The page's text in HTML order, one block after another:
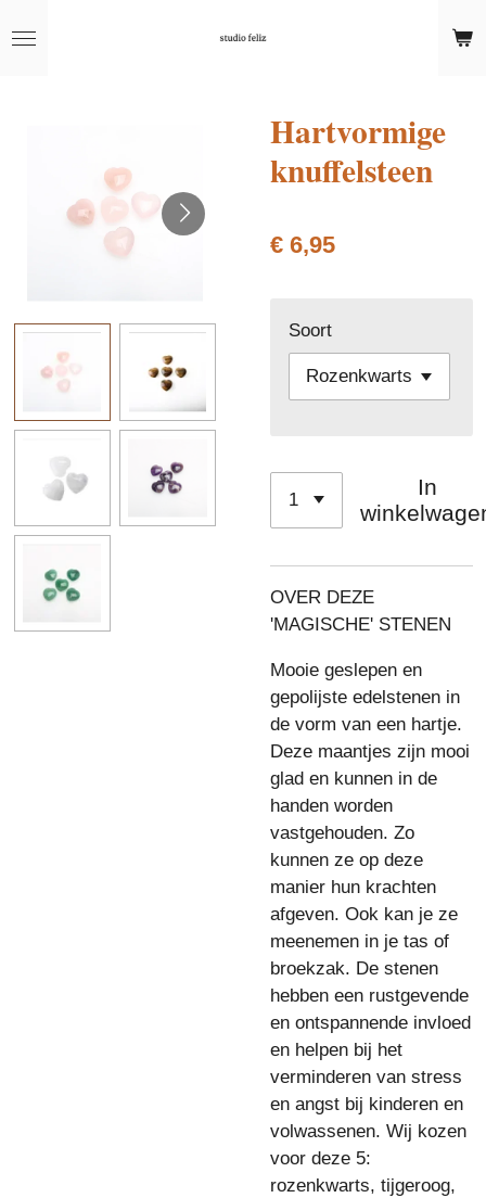
direct
Hartvormige
knuffelsteen
€ 6,95
Soort
In
OVER DEZE
'MAGISCHE' STENEN
Mooie geslepen en
gepolijste edelstenen in
de vorm van een hartje.
Deze maantjes zijn mooi
glad en kunnen in de
handen worden
vastgehouden. Zo
kunnen ze op deze
manier hun krachten
afgeven. Ook kan je ze
meenemen in je tas of
broekzak. De stenen
hebben een rustgevende
en ontspannende invloed
en helpen bij het
verminderen van stress
en angst bij kinderen en
volwassenen. Wij kozen
voor deze 5:
rozenkwarts, tijgeroog,